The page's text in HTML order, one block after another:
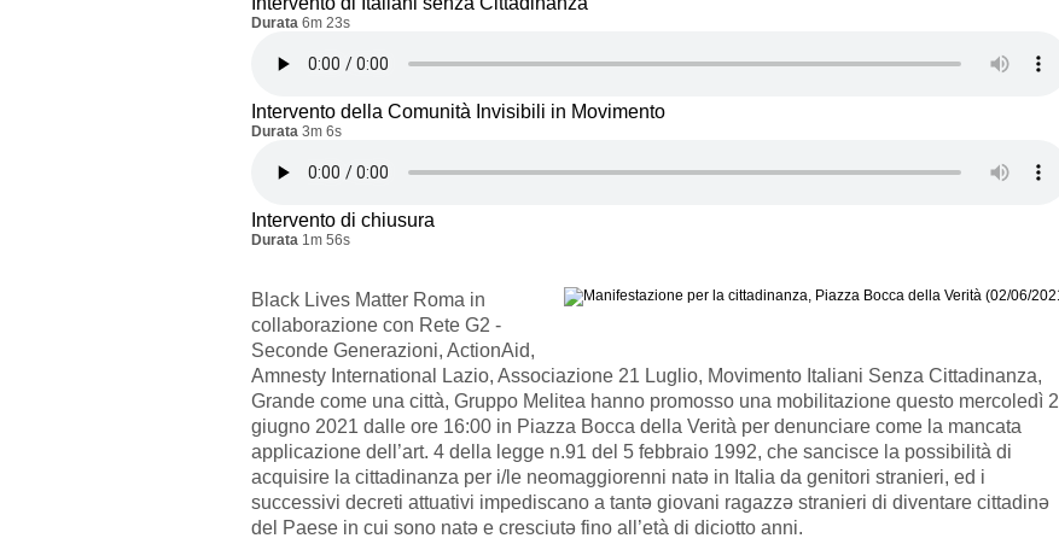
Durata 6m 23s
Intervento della Comunità Invisibili in Movimento
Durata 3m 6s
Intervento di chiusura
Durata 1m 56s
Black Lives Matter Roma in
collaborazione con Rete G2 -
Seconde Generazioni, ActionAid,
Amnesty International Lazio, Associazione 21 Luglio, Movimento Italiani Senza Cittadinanza,
Grande come una città, Gruppo Melitea hanno promosso una mobilitazione questo mercoledì 2
giugno 2021 dalle ore 16:00 in Piazza Bocca della Verità per denunciare come la mancata
applicazione dell’art. 4 della legge n.91 del 5 febbraio 1992, che sancisce la possibilità di
acquisire la cittadinanza per i/le neomaggiorenni natə in Italia da genitori stranieri, ed i
successivi decreti attuativi impediscano a tantə giovani ragazzə stranieri di diventare cittadinə
del Paese in cui sono natə e cresciutə fino all’età di diciotto anni.